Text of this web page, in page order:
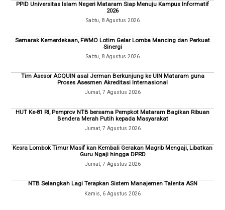
PPID Universitas Islam Negeri Mataram Siap Menuju Kampus Informatif
2026
Sabtu, 8 Agustus 2026
Semarak Kemerdekaan, FWMO Lotim Gelar Lomba Mancing dan Perkuat
Sinergi
Sabtu, 8 Agustus 2026
Tim Asesor ACQUIN asal Jerman Berkunjung ke UIN Mataram guna
Proses Asesmen Akreditasi Internasional
Jumat, 7 Agustus 2026
HUT Ke-81 RI, Pemprov NTB bersama Pempkot Mataram Bagikan Ribuan
Bendera Merah Putih kepada Masyarakat
Jumat, 7 Agustus 2026
Kesra Lombok Timur Masif kan Kembali Gerakan Magrib Mengaji, Libatkan
Guru Ngaji hingga DPRD
Jumat, 7 Agustus 2026
NTB Selangkah Lagi Terapkan Sistem Manajemen Talenta ASN
Kamis, 6 Agustus 2026